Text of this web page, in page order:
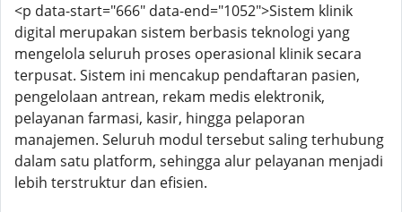
<p data-start="666" data-end="1052">Sistem klinik
digital merupakan sistem berbasis teknologi yang
mengelola seluruh proses operasional klinik secara
terpusat. Sistem ini mencakup pendaftaran pasien,
pengelolaan antrean, rekam medis elektronik,
pelayanan farmasi, kasir, hingga pelaporan
manajemen. Seluruh modul tersebut saling terhubung
dalam satu platform, sehingga alur pelayanan menjadi
lebih terstruktur dan efisien.